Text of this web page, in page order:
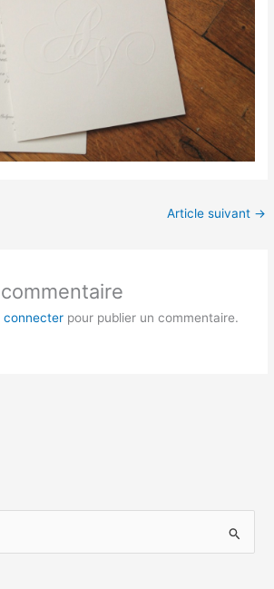
Article suivant →
connecterpour publier un commentaire.